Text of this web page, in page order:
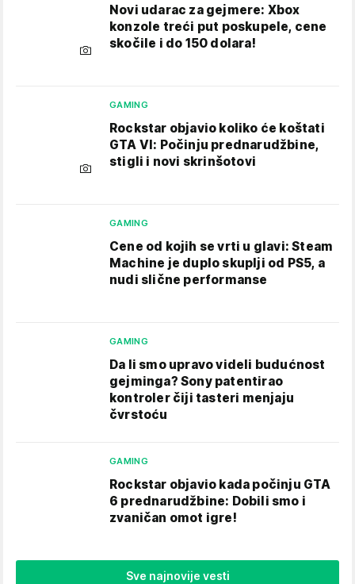
Novi udarac za gejmere: Xbox
konzole treći put poskupele, cene
skočile i do 150 dolara!
GAMING
Rockstar objavio koliko će koštati
GTA VI: Počinju prednarudžbine,
stigli i novi skrinšotovi
GAMING
Cene od kojih se vrti u glavi: Steam
Machine je duplo skuplji od PS5, a
nudi slične performanse
GAMING
Da li smo upravo videli budućnost
gejminga? Sony patentirao
kontroler čiji tasteri menjaju
čvrstoću
GAMING
Rockstar objavio kada počinju GTA
6 prednarudžbine: Dobili smo i
zvaničan omot igre!
Sve najnovije vesti